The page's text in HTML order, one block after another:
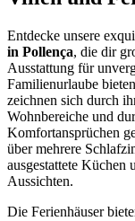
Entdecke unsere
in Pollença, die dir
Ausstattung für
Familienurlaube
zeichnen sich durch
Wohnbereiche und
Komfortansprüchen
über mehrere
ausgestattete Küchen
Aussichten.
Die Ferienhäuser